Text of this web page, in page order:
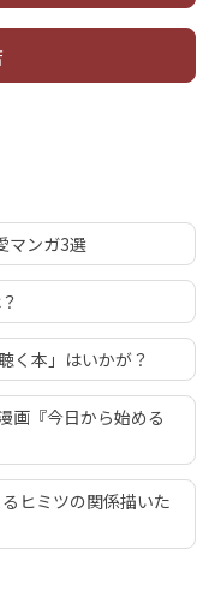
マンガ3選
く本」はいかが？
画『今日から始める
ヒミツの関係描いた